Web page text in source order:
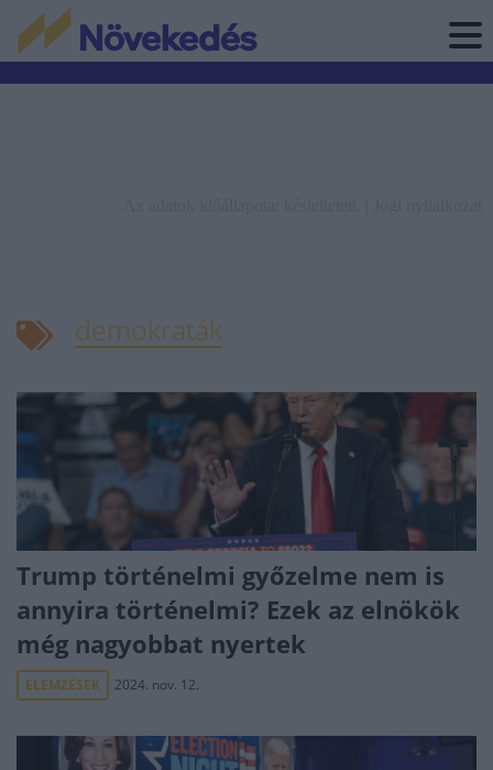
demokraták
Trump történelmi győzelme nem is
annyira történelmi? Ezek az elnökök
még nagyobbat nyertek
ELEMZÉSEK 2024. nov. 12.